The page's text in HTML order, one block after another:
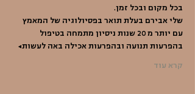
בכל מקום ובכל זמן.
שלי אבירם בעלת תואר בפסיולוגיה של המאמץ
עם יותר מ 20 שנות ניסיון מתמחה בטיפול
בהפרעות תנועה ובהפרעות אכילה באה לעשות…
קרא עוד